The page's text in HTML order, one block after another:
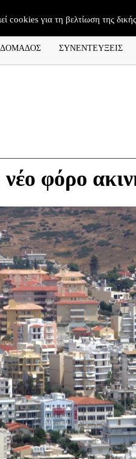
ΣΥΝΕΝΤΕΥΞΕΙΣ
νέο φόρο
cookies για τη βελτίωση της